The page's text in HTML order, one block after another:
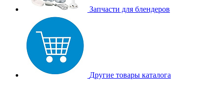
Запчасти для блендеров
Другие товары каталога